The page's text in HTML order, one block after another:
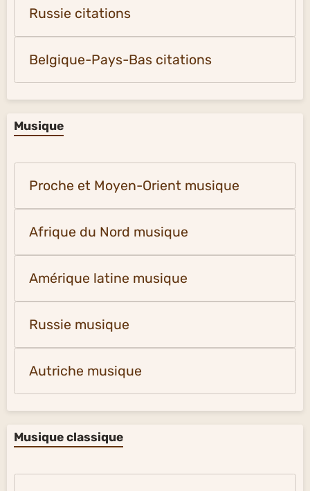
Russie citations
Belgique-Pays-Bas citations
Musique
Proche et Moyen-Orient musique
Afrique du Nord musique
Amérique latine musique
Russie musique
Autriche musique
Musique classique